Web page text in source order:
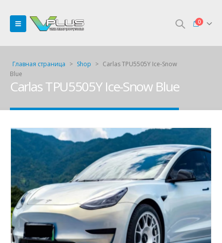
0
Главная страница > Shop > Carlas TPU5505Y Ice-Snow
Blue
Carlas TPU5505Y Ice-Snow Blue